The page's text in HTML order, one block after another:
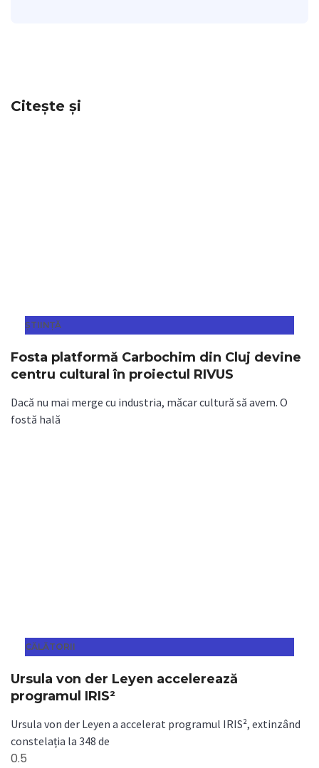
Citește și
ȘTIINȚĂ
Fosta platformă Carbochim din Cluj devine
centru cultural în proiectul RIVUS
Dacă nu mai merge cu industria, măcar cultură să avem. O
fostă hală
CĂLĂTORII
Ursula von der Leyen accelerează
programul IRIS²
Ursula von der Leyen a accelerat programul IRIS², extinzând
constelația la 348 de